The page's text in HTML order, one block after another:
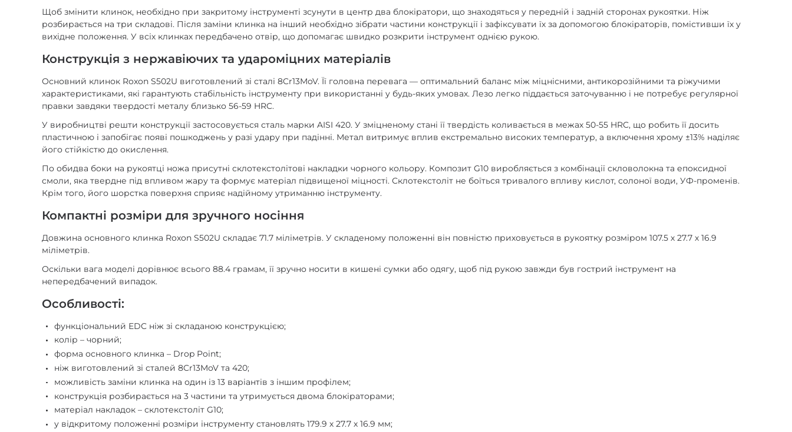
Щоб змінити клинок, необхідно при закритому інструменті зсунути в центр два блокіратори, що знаходяться у передній і задній сторонах рукоятки. Ніж
розбирається на три складові. Після заміни клинка на інший необхідно зібрати частини конструкції і зафіксувати їх за допомогою блокіраторів, помістивши їх у
вихідне положення. У всіх клинках передбачено отвір, що допомагає швидко розкрити інструмент однією рукою.
Конструкція з нержавіючих та удароміцних матеріалів
Основний клинок Roxon S502U виготовлений зі сталі 8Cr13MoV. Її головна перевага — оптимальний баланс між міцнісними, антикорозійними та ріжучими
характеристиками, які гарантують стабільність інструменту при використанні у будь-яких умовах. Лезо легко піддається заточуванню і не потребує регулярної
правки завдяки твердості металу близько 56-59 HRC.
У виробництві решти конструкції застосовується сталь марки AISI 420. У зміцненому стані її твердість коливається в межах 50-55 HRC, що робить її досить
пластичною і запобігає появі пошкоджень у разі удару при падінні. Метал витримує вплив екстремально високих температур, а включення хрому ±13% наділяє
його стійкістю до окислення.
По обидва боки на рукоятці ножа присутні склотекстолітові накладки чорного кольору. Композит G10 виробляється з комбінації скловолокна та епоксидної
смоли, яка твердне під впливом жару та формує матеріал підвищеної міцності. Склотекстоліт не боїться тривалого впливу кислот, солоної води, УФ-променів.
Крім того, його шорстка поверхня сприяє надійному утриманню інструменту.
Компактні розміри для зручного носіння
Довжина основного клинка Roxon S502U складає 71.7 міліметрів. У складеному положенні він повністю приховується в рукоятку розміром 107.5 х 27.7 х 16.9
міліметрів.
Оскільки вага моделі дорівнює всього 88.4 грамам, її зручно носити в кишені сумки або одягу, щоб під рукою завжди був гострий інструмент на
непередбачений випадок.
Особливості:
функціональний EDC ніж зі складаною конструкцією;
колір – чорний;
форма основного клинка – Drop Point;
ніж виготовлений зі сталей 8Cr13MoV та 420;
можливість заміни клинка на один із 13 варіантів з іншим профілем;
конструкція розбирається на 3 частини та утримується двома блокіраторами;
матеріал накладок – склотекстоліт G10;
у відкритому положенні розміри інструменту становлять 179.9 х 27.7 х 16.9 мм;